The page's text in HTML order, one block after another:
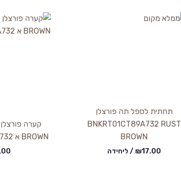
תחתית לספל תה פורצלן
BNKRT01CT89A732 RUST
BROWN
₪17.00 / ליחידה
BROWN א BNTS25CK89A732